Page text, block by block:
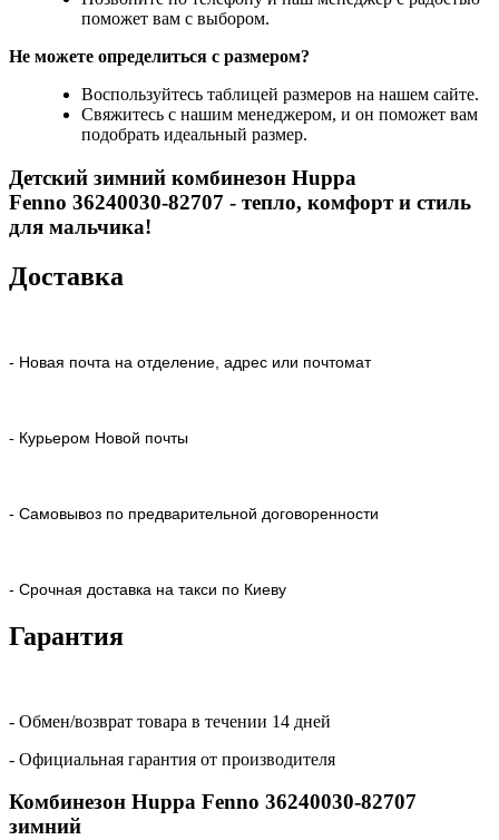
поможет вам с выбором.
Не можете определиться с размером?
Воспользуйтесь таблицей размеров на нашем сайте.
Свяжитесь с нашим менеджером, и он поможет вам
подобрать идеальный размер.
Детский зимний комбинезон Huppa
Fenno 36240030-82707 - тепло, комфорт и стиль
для мальчика!
Доставка
- Новая почта на отделение, адрес или почтомат
- Курьером Новой почты
- Самовывоз по предварительной договоренности
- Срочная доставка на такси по Киеву
Гарантия
- Обмен/возврат товара в течении 14 дней
- Официальная гарантия от производителя
Комбинезон Huppa Fenno 36240030-82707
зимний